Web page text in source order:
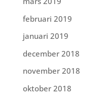
februari 2019
januari 2019
december 2018
november 2018
oktober 2018